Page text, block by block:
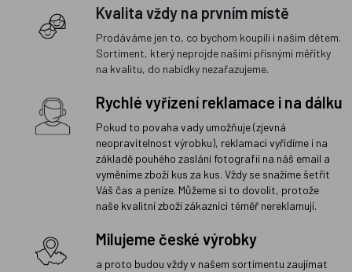
Kvalita vždy na prvním místě
Prodáváme jen to, co bychom koupili i našim dětem.
Sortiment, který neprojde našimi přísnými měřítky
na kvalitu, do nabídky nezařazujeme.
Rychlé vyřízení reklamace i na dálku
Pokud to povaha vady umožňuje (zjevná
neopravitelnost výrobku), reklamaci vyřídíme i na
základě pouhého zaslání fotografií na náš email a
vyměníme zboží kus za kus. Vždy se snažíme šetřit
Váš čas a peníze. Můžeme si to dovolit, protože
naše kvalitní zboží zákazníci téměř nereklamují.
Milujeme české výrobky
a proto budou vždy v našem sortimentu zaujímat